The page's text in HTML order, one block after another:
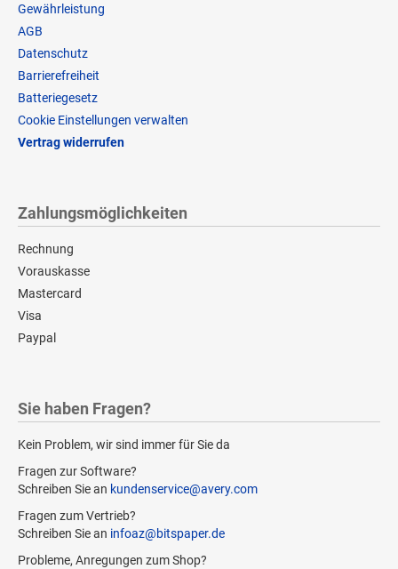
Gewährleistung
AGB
Datenschutz
Barrierefreiheit
Batteriegesetz
Cookie Einstellungen verwalten
Vertrag widerrufen
Zahlungsmöglichkeiten
Rechnung
Vorauskasse
Mastercard
Visa
Paypal
Sie haben Fragen?
Kein Problem, wir sind immer für Sie da
Fragen zur Software?
Schreiben Sie an kundenservice@avery.com
Fragen zum Vertrieb?
Schreiben Sie an infoaz@bitspaper.de
Probleme, Anregungen zum Shop?